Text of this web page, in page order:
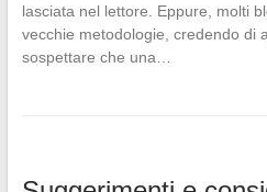
lasciata nel lettore. Eppure, molti
vecchie metodologie, credendo di
sospettare che una…